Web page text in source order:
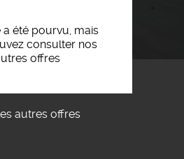
a été pourvu, mais
consulter nos
offres
autres offres